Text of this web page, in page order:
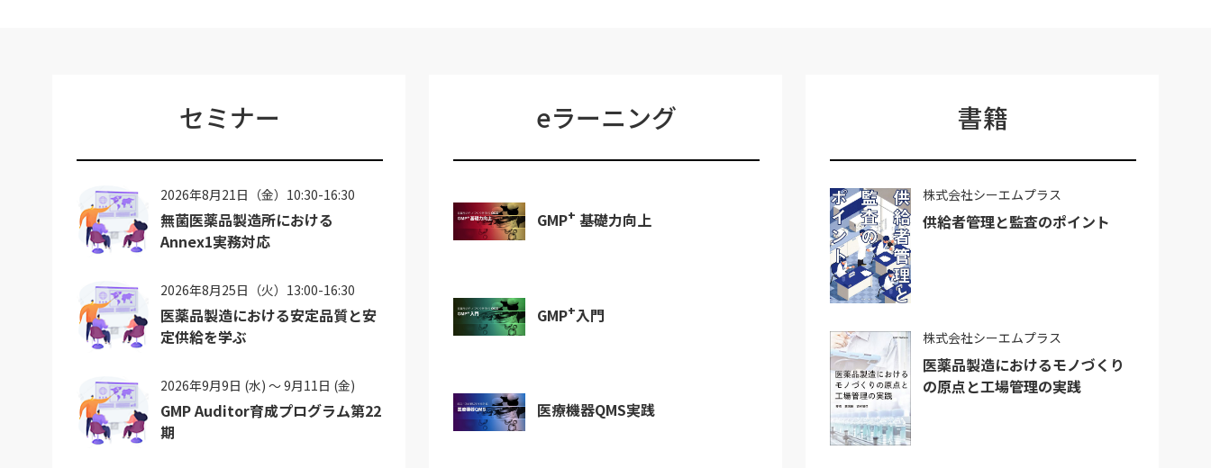
セミナー
2026年8月21日（金）10:30-16:30
無菌医薬品製造所における
Annex1実務対応
2026年8月25日（火）13:00-16:30
医薬品製造における安定品質と安
定供給を学ぶ
2026年9月9日 (水) ～ 9月11日 (金)
GMP Auditor育成プログラム第22
期
eラーニング
GMP+ 基礎力向上
GMP+入門
医療機器QMS実践
書籍
株式会社シーエムプラス
供給者管理と監査のポイント
株式会社シーエムプラス
医薬品製造におけるモノづくり
の原点と工場管理の実践